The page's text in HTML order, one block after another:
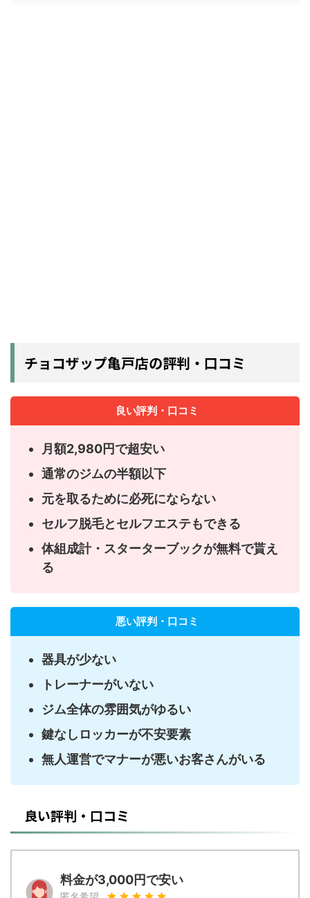
チョコザップ亀戸店の評判・口コミ
良い評判・口コミ
月額2,980円で超安い
通常のジムの半額以下
元を取るために必死にならない
セルフ脱毛とセルフエステもできる
体組成計・スターターブックが無料で貰え
る
悪い評判・口コミ
器具が少ない
トレーナーがいない
ジム全体の雰囲気がゆるい
鍵なしロッカーが不安要素
無人運営でマナーが悪いお客さんがいる
良い評判・口コミ
料金が3,000円で安い